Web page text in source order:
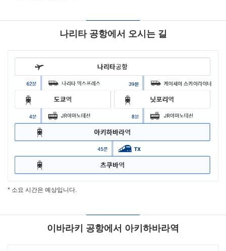
나리타 공항에서 오시는 길
* 소요 시간은 예상입니다.
이바라키 공항에서 아키하바라역